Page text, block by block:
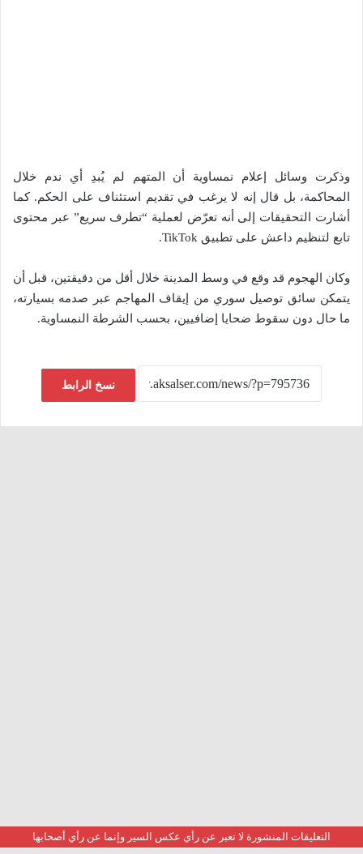
وذكرت وسائل إعلام نمساوية أن المتهم لم يُبدِ أي ندم خلال
المحاكمة، بل قال إنه لا يرغب في تقديم استئناف على الحكم. كما
أشارت التحقيقات إلى أنه تعرّض لعملية “تطرف سريع” عبر محتوى
تابع لتنظيم داعش على تطبيق TikTok.
وكان الهجوم قد وقع في وسط المدينة خلال أقل من دقيقتين، قبل أن
يتمكن سائق توصيل سوري من إيقاف المهاجم عبر صدمه بسيارته،
ما حال دون سقوط ضحايا إضافيين، بحسب الشرطة النمساوية.
نسخ الرابط
التعليقات المنشورة لا تعبر عن رأي عكس السير وإنما عن رأي أصحابها